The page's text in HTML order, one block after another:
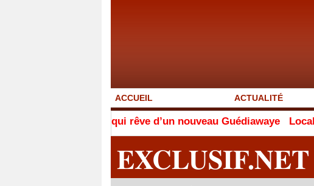
ACCUEIL ACTUALITÉ
qui rêve d’un nouveau Guédiawaye Locales de 2027 :
EXCLUSIF.NET